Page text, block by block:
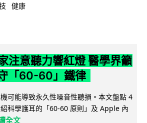
健康
注意聽力響紅燈 醫學界籲
「60-60」鐵律
可能導致永久性噪音性聽損。本文盤點 4
科學護耳的「60-60 原則」及 Apple 內
全文